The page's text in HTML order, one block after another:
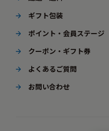
ギフト包装
ポイント・会員ステージ
クーポン・ギフト券
よくあるご質問
お問い合わせ